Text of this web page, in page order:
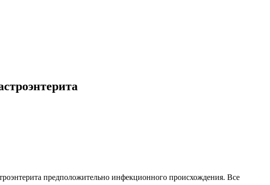
предположительно инфекционного происхождения. Все